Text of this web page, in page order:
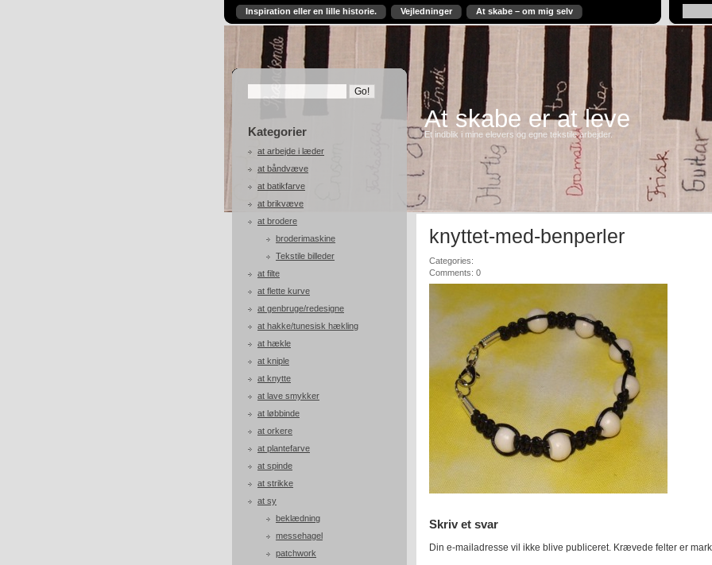
Inspiration eller en lille historie. Vejledninger At skabe – om mig selv
Kategorier
at arbejde i læder
at båndvæve
at batikfarve
at brikvæve
at brodere
broderimaskine
Tekstile billeder
at filte
at flette kurve
at genbruge/redesigne
at hakke/tunesisk hækling
at hækle
at kniple
at knytte
at lave smykker
at løbbinde
at orkere
at plantefarve
at spinde
at strikke
at sy
beklædning
messehagel
patchwork
At skabe er at leve
Et indblik i mine elevers og egne tekstile arbejder.
knyttet-med-benperler
Categories:
Comments: 0
Skriv et svar
Din e-mailadresse vil ikke blive publiceret. Krævede felter er